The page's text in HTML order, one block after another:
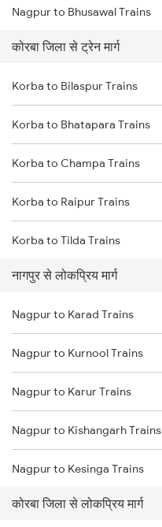
Nagpur to Bhusawal Trains
Nagpur to Itarsi Trains
Nagpur to Akola Trains
Nagpur to Kachhbali Trains
Nagpur to Jhansi Trains
कोरबा जिला से ट्रेन मार्ग
Korba to Bilaspur Trains
Korba to Bhatapara Trains
Korba to Champa Trains
Korba to Raipur Trains
Korba to Tilda Trains
Korba to Janjgir Trains
Korba to Rajnandgaon Trains
Korba to Durg Trains
Korba to Kachhbali Trains
Korba to Kamptee Trains
Korba to Tumsar Trains
Korba to Kharharkuda Trains
नागपुर से लोकप्रिय मार्ग
Nagpur to Karad Trains
Nagpur to Kurnool Trains
Nagpur to Karur Trains
Nagpur to Kishangarh Trains
Nagpur to Kesinga Trains
Nagpur to Kasara Trains
कोरबा जिला से लोकप्रिय मार्ग